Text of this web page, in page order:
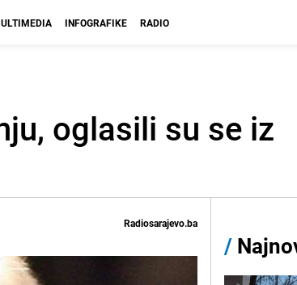
INFOGRAFIKE RADIO
oglasili su se iz
Radiosarajevo.ba
/